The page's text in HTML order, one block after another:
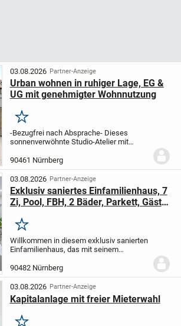
03.08.2026 Partner-Anzeige
Urban wohnen in ruhiger Lage, EG &
UG mit genehmigter Wohnnutzung
Merken
-Bezugfrei nach Absprache- Dieses
sonnenverwöhnte Studio-Atelier mit
Hummelsteiner Park in Nürnberg und ist
Teil einer kleinen, gepflegten Wohnanlage
aus dem Jahr...
90461 Nürnberg
03.08.2026 Partner-Anzeige
Exklusiv saniertes Einfamilienhaus, 7
Zi, Pool, FBH, 2 Bäder, Parkett, Gäste-
Nürnberg-Laufamholz
Merken
Willkommen in diesem exklusiv sanierten
Einfamilienhaus, das mit seinem
großzügigen 7 Zimmern begeistert. Mit
insgesamt 2 Badezimmern und einem
zusätzlichen Gäste-WC...
90482 Nürnberg
03.08.2026 Partner-Anzeige
Kapitalanlage mit freier Mieterwahl